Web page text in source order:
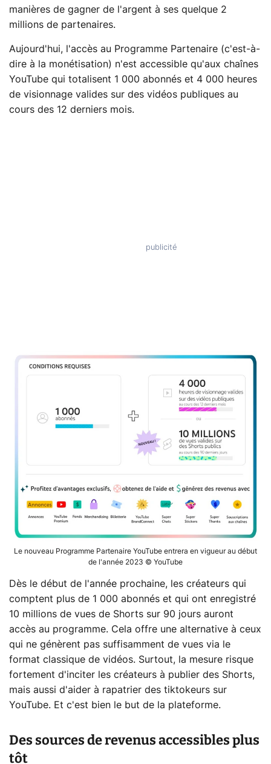
manières de gagner de l'argent à ses quelque 2
millions de partenaires.
Aujourd'hui, l'accès au Programme Partenaire (c'est-à-
dire à la monétisation) n'est accessible qu'aux chaînes
YouTube qui totalisent 1 000 abonnés et 4 000 heures
de visionnage valides sur des vidéos publiques au
cours des 12 derniers mois.
Le nouveau Programme Partenaire YouTube entrera en vigueur au début
de l'année 2023 © YouTube
Dès le début de l'année prochaine, les créateurs qui
comptent plus de 1 000 abonnés et qui ont enregistré
10 millions de vues de Shorts sur 90 jours auront
accès au programme. Cela offre une alternative à ceux
qui ne génèrent pas suffisamment de vues via le
format classique de vidéos. Surtout, la mesure risque
fortement d'inciter les créateurs à publier des Shorts,
mais aussi d'aider à rapatrier des tiktokeurs sur
YouTube. Et c'est bien le but de la plateforme.
Des sources de revenus accessibles plus
tôt